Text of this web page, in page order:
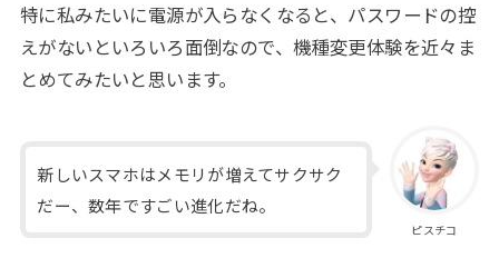
特に私みたいに電源が入らなくなると、パスワードの控
えがないといろいろ面倒なので、機種変更体験を近々ま
とめてみたいと思います。
ピスチコ
新しいスマホはメモリが増えてサクサク
だー、数年ですごい進化だね。